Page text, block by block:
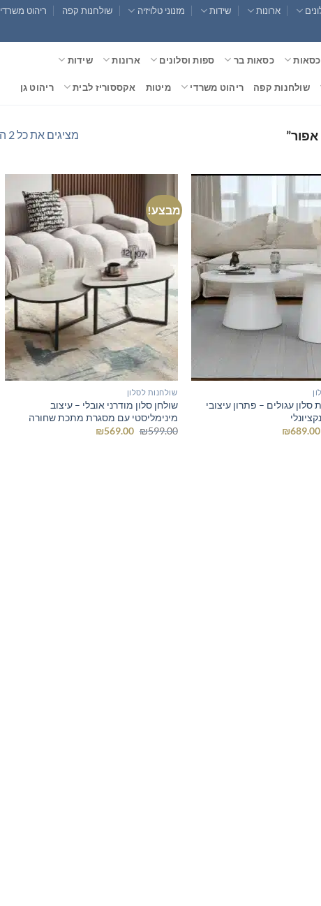
ארונות שידות מזנוני טלויזיה שולחנות קפה ריהוט משרדי
כסאות בר ספות וסלונים ארונות שידות
שולחנות קפה ריהוט משרדי מיטות אקססוריז לבית ריהוט גן
מציגים את כל ⁦2⁩ התוצאות
סלון עגולים – פתרון עיצובי
המחיר ₪689.00
מבצע!
שולחנות לסלון
שולחן סלון מודרני אובלי – עיצוב
מינימליסטי עם מסגרת מתכת שחורה
₪599.00
המחיר ₪569.00
המחיר